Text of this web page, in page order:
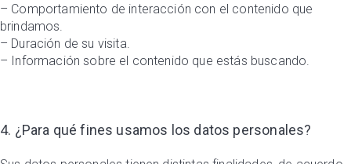
– Comportamiento de interacción con el contenido que
brindamos.
– Duración de su visita.
– Información sobre el contenido que estás buscando.
4. ¿Para qué fines usamos los datos personales?